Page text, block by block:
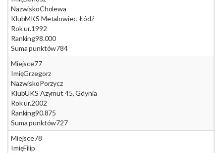
NazwiskoCholewa
KlubMKS Metalowiec, Łódź
Rok ur.1992
Ranking98.000
Suma punktów784
Miejsce77
ImięGrzegorz
NazwiskoPorzycz
KlubUKS Azymut 45, Gdynia
Rok ur.2002
Ranking90.875
Suma punktów727
Miejsce78
ImięFilip